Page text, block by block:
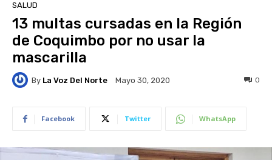
SALUD
13 multas cursadas en la Región
de Coquimbo por no usar la
mascarilla
By La Voz Del Norte Mayo 30, 2020 0
Facebook Twitter WhatsApp